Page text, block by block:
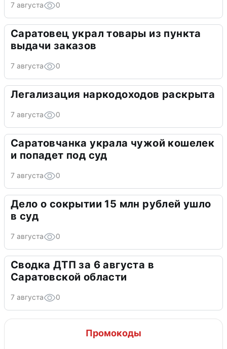
7 августа 0
Саратовец украл товары из пункта
выдачи заказов
7 августа 0
Легализация наркодоходов раскрыта
7 августа 0
Саратовчанка украла чужой кошелек
и попадет под суд
7 августа 0
Дело о сокрытии 15 млн рублей ушло
в суд
7 августа 0
Сводка ДТП за 6 августа в
Саратовской области
7 августа 0
Промокоды